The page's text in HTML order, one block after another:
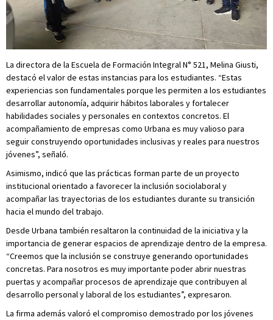
La directora de la Escuela de Formación Integral N° 521, Melina Giusti,
destacó el valor de estas instancias para los estudiantes. “Estas
experiencias son fundamentales porque les permiten a los estudiantes
desarrollar autonomía, adquirir hábitos laborales y fortalecer
habilidades sociales y personales en contextos concretos. El
acompañamiento de empresas como Urbana es muy valioso para
seguir construyendo oportunidades inclusivas y reales para nuestros
jóvenes”, señaló.
Asimismo, indicó que las prácticas forman parte de un proyecto
institucional orientado a favorecer la inclusión sociolaboral y
acompañar las trayectorias de los estudiantes durante su transición
hacia el mundo del trabajo.
Desde Urbana también resaltaron la continuidad de la iniciativa y la
importancia de generar espacios de aprendizaje dentro de la empresa.
“Creemos que la inclusión se construye generando oportunidades
concretas. Para nosotros es muy importante poder abrir nuestras
puertas y acompañar procesos de aprendizaje que contribuyen al
desarrollo personal y laboral de los estudiantes”, expresaron.
La firma además valoró el compromiso demostrado por los jóvenes